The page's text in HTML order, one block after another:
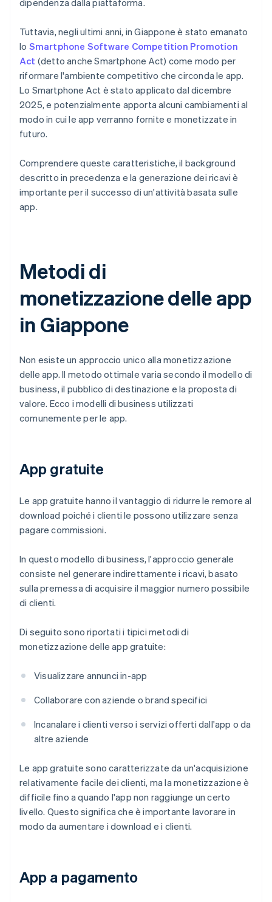
dipendenza dalla piattaforma.
Tuttavia, negli ultimi anni, in Giappone è stato emanato
lo Smartphone Software Competition Promotion
Act (detto anche Smartphone Act) come modo per
riformare l'ambiente competitivo che circonda le app.
Lo Smartphone Act è stato applicato dal dicembre
2025, e potenzialmente apporta alcuni cambiamenti al
modo in cui le app verranno fornite e monetizzate in
futuro.
Comprendere queste caratteristiche, il background
descritto in precedenza e la generazione dei ricavi è
importante per il successo di un'attività basata sulle
app.
Metodi di
monetizzazione delle app
in Giappone
Non esiste un approccio unico alla monetizzazione
delle app. Il metodo ottimale varia secondo il modello di
business, il pubblico di destinazione e la proposta di
valore. Ecco i modelli di business utilizzati
comunemente per le app.
App gratuite
Le app gratuite hanno il vantaggio di ridurre le remore al
download poiché i clienti le possono utilizzare senza
pagare commissioni.
In questo modello di business, l'approccio generale
consiste nel generare indirettamente i ricavi, basato
sulla premessa di acquisire il maggior numero possibile
di clienti.
Di seguito sono riportati i tipici metodi di
monetizzazione delle app gratuite:
Visualizzare annunci in-app
Collaborare con aziende o brand specifici
Incanalare i clienti verso i servizi offerti dall'app o da
altre aziende
Le app gratuite sono caratterizzate da un'acquisizione
relativamente facile dei clienti, ma la monetizzazione è
difficile fino a quando l'app non raggiunge un certo
livello. Questo significa che è importante lavorare in
modo da aumentare i download e i clienti.
App a pagamento